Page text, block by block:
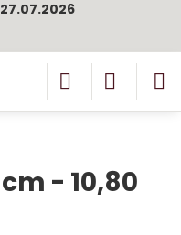
- 10,80